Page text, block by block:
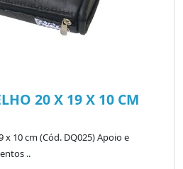
20 X 19 X 10 CM
x 10 cm (Cód. DQ025) Apoio e
..